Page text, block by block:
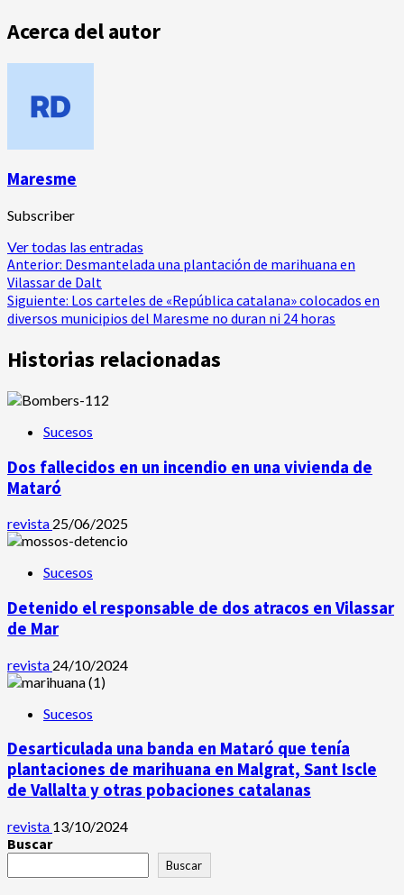
Acerca del autor
Maresme
Subscriber
Ver todas las entradas
Navegación
de
entradas
Anterior: Desmantelada una plantación de marihuana en
Vilassar de Dalt
Siguiente: Los carteles de «República catalana» colocados en
diversos municipios del Maresme no duran ni 24 horas
Historias relacionadas
Sucesos
Dos fallecidos en un incendio en una vivienda de
Mataró
revista 25/06/2025
Sucesos
Detenido el responsable de dos atracos en Vilassar
de Mar
revista 24/10/2024
Sucesos
Desarticulada una banda en Mataró que tenía
plantaciones de marihuana en Malgrat, Sant Iscle
de Vallalta y otras pobaciones catalanas
revista 13/10/2024
Buscar
Buscar